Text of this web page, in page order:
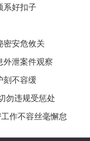
系好扣子
密安危攸关
外泄案件观察
刻不容缓
勿违规受惩处
作不容丝毫懈怠